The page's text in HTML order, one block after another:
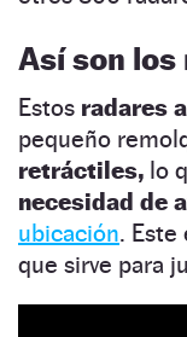
Así son
Estos radares
pequeño
retráctiles, lo
necesidad de
ubicación. Este
que sirve para